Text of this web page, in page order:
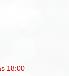
18:00